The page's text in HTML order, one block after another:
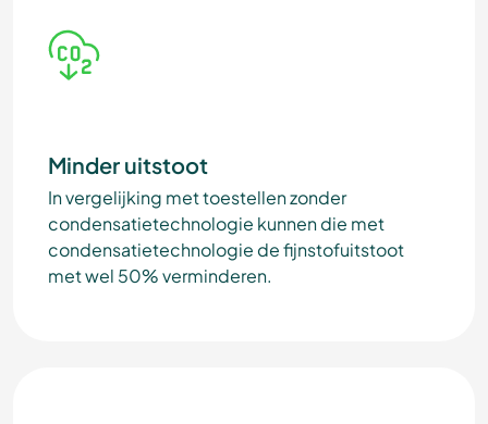
Minder uitstoot
In vergelijking met toestellen zonder
condensatietechnologie kunnen die met
condensatietechnologie de fijnstofuitstoot
met wel 50% verminderen.